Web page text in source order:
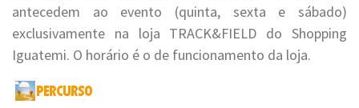
antecedem ao evento (quinta, sexta e sábado)
exclusivamente na loja TRACK&FIELD do Shopping
Iguatemi. O horário é o de funcionamento da loja.